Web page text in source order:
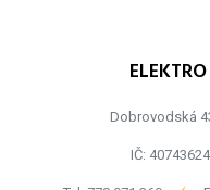
Dobrovodská
IČ: 40743624